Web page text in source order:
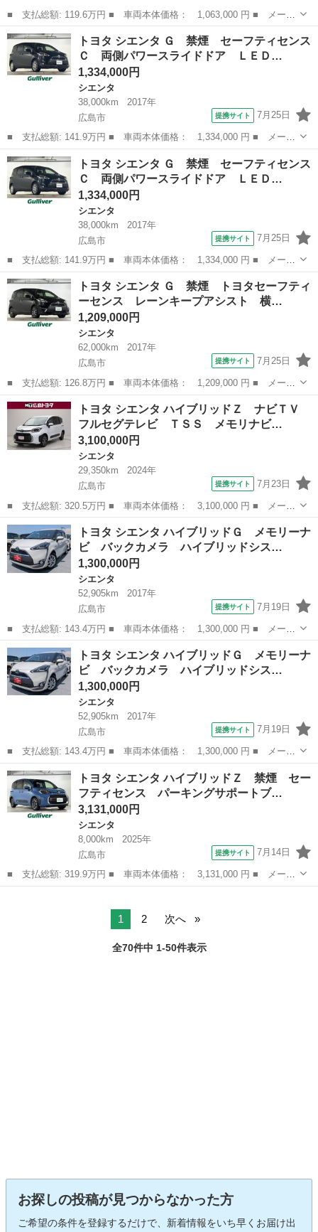
■ 支払総額: 119.6万円 ■ 車両本体価格： 1,063,000 円 ■ メーカ
ー名： トヨタ ■ 車種名： シエンタ ■ グレード名： Ｇ 純正
ナビ フルセグテレビ バックカメラ プリクラッシュセーフティ
ー ＥＴＣ...
広島 広島市 シエンタ
トヨタ シエンタ Ｇ 禁煙 セーフティセンス
Ｃ 両側パワースライドドア ＬＥＤ…
1,334,000円
シエンタ
38,000km
2017年
広島市
提携サイト 7月25日
■ 支払総額: 141.9万円 ■ 車両本体価格： 1,334,000 円 ■ メーカ
ー名： トヨタ ■ 車種名： シエンタ ■ グレード名： Ｇ 禁
煙 セーフティセンスＣ 両側パワースライドドア ＬＥＤヘッドラ
イト ビル...
広島 広島市 シエンタ
トヨタ シエンタ Ｇ 禁煙 セーフティセンス
Ｃ 両側パワースライドドア ＬＥＤ…
1,334,000円
シエンタ
38,000km
2017年
広島市
提携サイト 7月25日
■ 支払総額: 141.9万円 ■ 車両本体価格： 1,334,000 円 ■ メーカ
ー名： トヨタ ■ 車種名： シエンタ ■ グレード名： Ｇ 禁
煙 セーフティセンスＣ 両側パワースライドドア ＬＥＤヘッドラ
イト ビル...
広島 広島市 シエンタ
トヨタ シエンタ Ｇ 禁煙 トヨタセーフティ
ーセンス レーンキープアシスト 横…
1,209,000円
シエンタ
62,000km
2017年
広島市
提携サイト 7月25日
■ 支払総額: 126.8万円 ■ 車両本体価格： 1,209,000 円 ■ メーカ
ー名： トヨタ ■ 車種名： シエンタ ■ グレード名： Ｇ 禁
煙 トヨタセーフティーセンス レーンキープアシスト 横滑り防止
装置 プリ...
広島 広島市 シエンタ
トヨタ シエンタ ハイブリッドＺ ナビＴＶ
フルセグテレビ ＴＳＳ メモリナビ…
3,100,000円
シエンタ
29,350km
2024年
広島市
提携サイト 7月23日
■ 支払総額: 320.5万円 ■ 車両本体価格： 3,100,000 円 ■ メーカ
ー名： トヨタ ■ 車種名： シエンタ ■ グレード名： ハイブリ
ッドＺ ナビＴＶ フルセグテレビ ＴＳＳ メモリナビ ＬＥＤラ
イト ド...
広島 広島市 シエンタ
トヨタ シエンタ ハイブリッドＧ メモリーナ
ビ バックカメラ ハイブリッドシス…
1,300,000円
シエンタ
52,905km
2017年
広島市
提携サイト 7月19日
■ 支払総額: 143.4万円 ■ 車両本体価格： 1,300,000 円 ■ メーカ
ー名： トヨタ ■ 車種名： シエンタ ■ グレード名： ハイブリ
ッドＧ メモリーナビ バックカメラ ハイブリッドシステム メモ
リーナビ...
広島 広島市 シエンタ
トヨタ シエンタ ハイブリッドＧ メモリーナ
ビ バックカメラ ハイブリッドシス…
1,300,000円
シエンタ
52,905km
2017年
広島市
提携サイト 7月19日
■ 支払総額: 143.4万円 ■ 車両本体価格： 1,300,000 円 ■ メーカ
ー名： トヨタ ■ 車種名： シエンタ ■ グレード名： ハイブリ
ッドＧ メモリーナビ バックカメラ ハイブリッドシステム メモ
リーナビ...
広島 広島市 シエンタ
トヨタ シエンタ ハイブリッドＺ 禁煙 セー
フティセンス パーキングサポートブ…
3,131,000円
シエンタ
8,000km
2025年
広島市
提携サイト 7月14日
■ 支払総額: 319.9万円 ■ 車両本体価格： 3,131,000 円 ■ メーカ
ー名： トヨタ ■ 車種名： シエンタ ■ グレード名： ハイブリ
1 2 次へ
全70件中 1-50件表示
お探しの投稿が見つからなかった方
ご希望の条件を登録するだけで、新着情報をいち早くお届け出